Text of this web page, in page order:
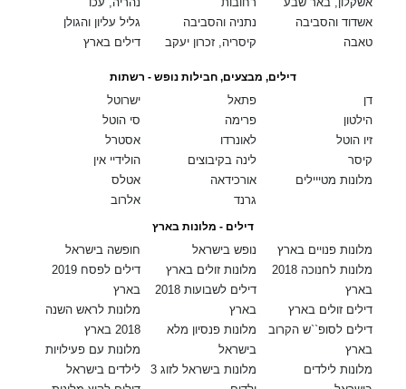
גליל עליון והגולן
דילים בארץ
נתניה והסביבה
קיסריה, זכרון יעקב
אשדוד והסביבה
טאבה
דילים, מבצעים, חבילות נופש - רשתות
ישרוטל
סי הוטל
אסטרל
הולידיי אין
אטלס
אלרוב
פתאל
פרימה
לאונרדו
לינה בקיבוצים
אורכידאה
גרנד
דן
הילטון
זיו הוטל
קיסר
מלונות מטייילים
דילים - מלונות בארץ
חופשה בישראל
דילים לפסח 2019
בארץ
מלונות לראש השנה
2018 בארץ
מלונות עם פעילויות
לילדים בישראל
נופש בישראל
מלונות זולים בארץ
דילים לשבועות 2018
בארץ
מלונות פנסיון מלא
בישראל
מלונות בישראל לזוג 3
מלונות פנויים בארץ
מלונות לחנוכה 2018
בארץ
דילים זולים בארץ
דילים לסופ``ש הקרוב
בארץ
מלונות לילדים